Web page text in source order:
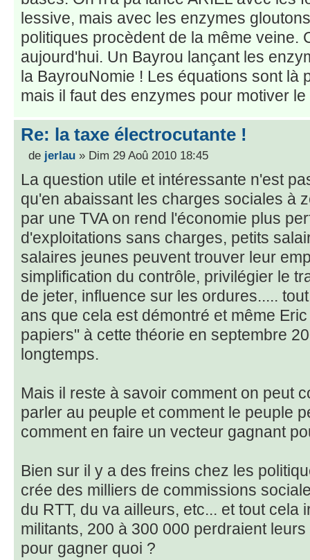
lessive, mais avec les enzymes
politiques procèdent de la même veine.
aujourd'hui. Un Bayrou lançant les
la BayrouNomie ! Les équations sont là
mais il faut des enzymes pour motiver
Re: la taxe électrocutante !
de jerlau » Dim 29 Aoû 2010 18:45
La question utile et intéressante n'est
qu'en abaissant les charges sociales à
par une TVA on rend l'économie plus
d'exploitations sans charges, petits
salaires jeunes peuvent trouver leur
simplification du contrôle, privilégier le
de jeter, influence sur les ordures.....
ans que cela est démontré et même
papiers" à cette théorie en septembre
longtemps.
Mais il reste à savoir comment on peut
parler au peuple et comment le peuple
comment en faire un vecteur gagnant
Bien sur il y a des freins chez les
crée des milliers de commissions
du RTT, du va ailleurs, etc... et tout cela
militants, 200 à 300 000 perdraient
pour gagner quoi ?